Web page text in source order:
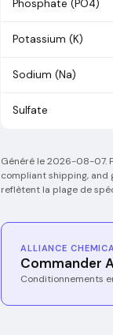
Phosphate (PO4)
Potassium (K)
Sodium (Na)
Sulfate
Généré le2026-08-07.
compliant shipping,
reflètent la plage de
ALLIANCE
Commander
Conditionnements